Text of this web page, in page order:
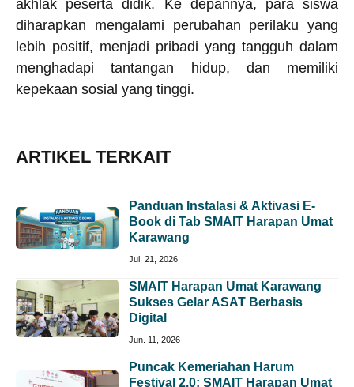
akhlak peserta didik. Ke depannya, para siswa
diharapkan mengalami perubahan perilaku yang
lebih positif, menjadi pribadi yang tangguh dalam
menghadapi tantangan hidup, dan memiliki
kepekaan sosial yang tinggi.
ARTIKEL TERKAIT
Panduan Instalasi & Aktivasi E-
Book di Tab SMAIT Harapan Umat
Karawang
Jul. 21, 2026
SMAIT Harapan Umat Karawang
Sukses Gelar ASAT Berbasis
Digital
Jun. 11, 2026
Puncak Kemeriahan Harum
Festival 2.0: SMAIT Harapan Umat